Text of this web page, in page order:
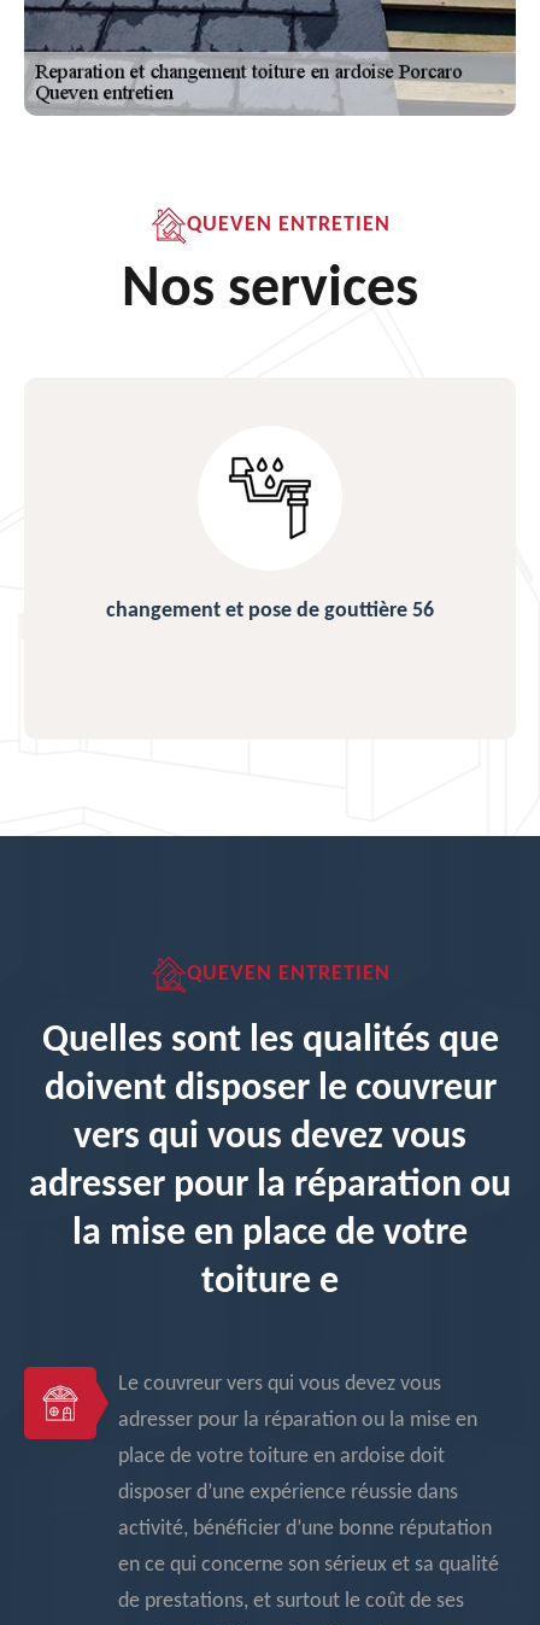
QUEVEN ENTRETIEN
Nos services
changement et pose de gouttière 56
QUEVEN ENTRETIEN
Quelles sont les qualités que
doivent disposer le couvreur
vers qui vous devez vous
adresser pour la réparation ou
la mise en place de votre
toiture e
Le couvreur vers qui vous devez vous
adresser pour la réparation ou la mise en
place de votre toiture en ardoise doit
disposer d’une expérience réussie dans
activité, bénéficier d’une bonne réputation
en ce qui concerne son sérieux et sa qualité
de prestations, et surtout le coût de ses